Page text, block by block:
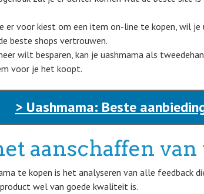
er voor kiest om een item on-line te kopen, wil
beste shops vertrouwen.
wilt besparen, kan je uashmama als
voor je het koopt.
> Uashmama: Beste
aanschaffen
te kopen is het analyseren van alle feedback
wel van goede kwaliteit is.